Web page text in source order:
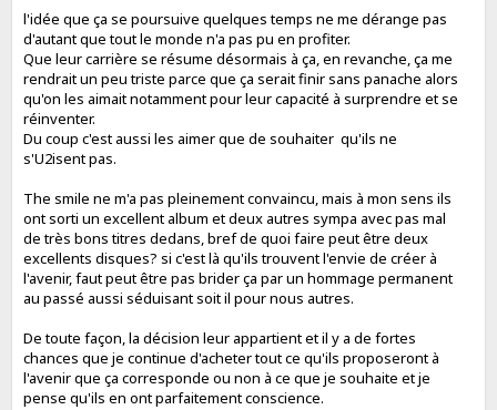
l'idée que ça se poursuive quelques temps ne me dérange pas
d'autant que tout le monde n'a pas pu en profiter.
Que leur carrière se résume désormais à ça, en revanche, ça me
rendrait un peu triste parce que ça serait finir sans panache alors
qu'on les aimait notamment pour leur capacité à surprendre et se
réinventer.
Du coup c'est aussi les aimer que de souhaiter qu'ils ne
s'U2isent pas.
The smile ne m'a pas pleinement convaincu, mais à mon sens ils
ont sorti un excellent album et deux autres sympa avec pas mal
de très bons titres dedans, bref de quoi faire peut être deux
excellents disques? si c'est là qu'ils trouvent l'envie de créer à
l'avenir, faut peut être pas brider ça par un hommage permanent
au passé aussi séduisant soit il pour nous autres.
De toute façon, la décision leur appartient et il y a de fortes
chances que je continue d'acheter tout ce qu'ils proposeront à
l'avenir que ça corresponde ou non à ce que je souhaite et je
pense qu'ils en ont parfaitement conscience.